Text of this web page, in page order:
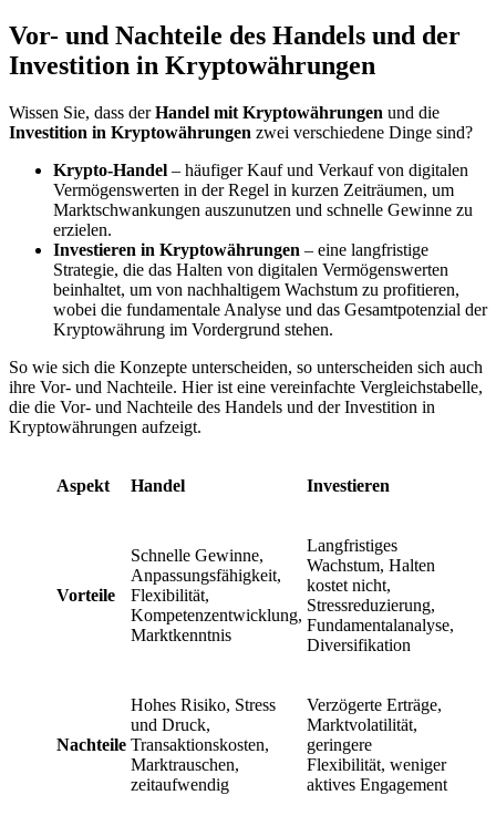
Vor- und Nachteile des Handels und der
Investition in Kryptowährungen
Wissen Sie, dass derHandel mit Kryptowährungen und die
Investition in Kryptowährungen zwei verschiedene Dinge sind?
Krypto-Handel – häufiger Kauf und Verkauf von digitalen
Vermögenswerten in der Regel in kurzen Zeiträumen, um
Marktschwankungen auszunutzen und schnelle Gewinne zu
erzielen.
Investieren in Kryptowährungen – eine langfristige
Strategie, die das Halten von digitalen Vermögenswerten
beinhaltet, um von nachhaltigem Wachstum zu profitieren,
wobei die fundamentale Analyse und das Gesamtpotenzial der
Kryptowährung im Vordergrund stehen.
So wie sich die Konzepte unterscheiden, so unterscheiden sich auch
ihre Vor- und Nachteile. Hier ist eine vereinfachte Vergleichstabelle,
die die Vor- und Nachteile des Handels und der Investition in
Kryptowährungen aufzeigt.
Aspekt Handel Investieren
Vorteile
Schnelle Gewinne,
Anpassungsfähigkeit,
Flexibilität,
Kompetenzentwicklung,
Marktkenntnis
Langfristiges
Wachstum, Halten
kostet nicht,
Stressreduzierung,
Fundamentalanalyse,
Diversifikation
Nachteile
Hohes Risiko, Stress
und Druck,
Transaktionskosten,
Marktrauschen,
zeitaufwendig
Verzögerte Erträge,
Marktvolatilität,
geringere
Flexibilität, weniger
aktives Engagement